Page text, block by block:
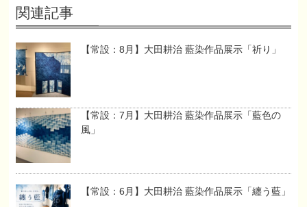
関連記事
【常設：8月】大田耕治 藍染作品展示「祈り」
【常設：7月】大田耕治 藍染作品展示「藍色の
風」
【常設：6月】大田耕治 藍染作品展示「纏う藍」